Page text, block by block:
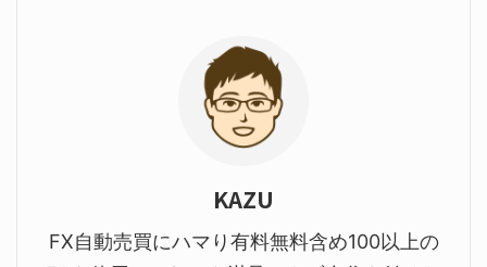
KAZU
FX自動売買にハマり有料無料含め100以上の